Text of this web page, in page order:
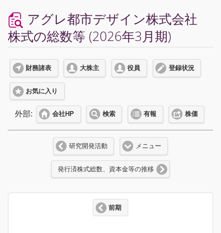
アグレ都市デザイン株式会社
株式の総数等 (2026年3月期)
財務諸表 大株主 役員 登録状況
お気に入り
外部: 会社HP 検索 有報 株価
研究開発活動 メニュー
発行済株式総数、資本金等の推移
前期